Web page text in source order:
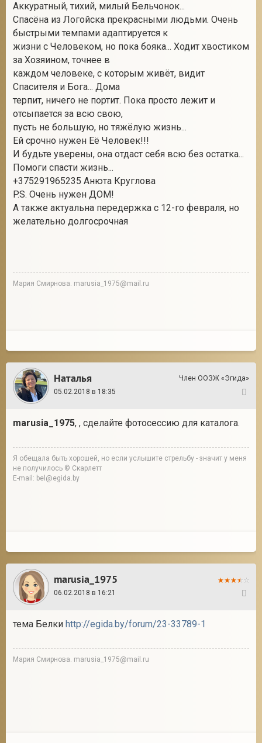
Аккуратный, тихий, милый Бельчонок...
Спасёна из Логойска прекрасными людьми. Очень
быстрыми темпами адаптируется к
жизни с Человеком, но пока бояка... Ходит хвостиком
за Хозяином, точнее в
каждом человеке, с которым живёт, видит
Спасителя и Бога... Дома
терпит, ничего не портит. Пока просто лежит и
отсыпается за всю свою,
пусть не большую, но тяжёлую жизнь...
Ей срочно нужен Её Человек!!!
И будьте уверены, она отдаст себя всю без остатка...
Помоги спасти жизнь...
+375291965235 Анюта Круглова
P.S. Очень нужен ДОМ!
А также актуальна передержка с 12-го февраля, но
желательно долгосрочная
Мария Смирнова. marusia_1975@mail.ru
Наталья
Член ООЗЖ «Эгида»
05.02.2018 в 18:35
marusia_1975, , сделайте фотосессию для каталога.
Я обещала быть хорошей, но если услышите стрельбу - значит у меня
не получилось © Скарлетт
E-mail: bel@egida.by
marusia_1975
06.02.2018 в 16:21
тема Белки http://egida.by/forum/23-33789-1
Мария Смирнова. marusia_1975@mail.ru